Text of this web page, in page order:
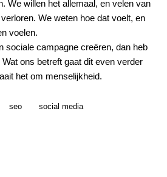
We willen het allemaal, en velen van
We weten hoe dat voelt, en
voelen.
sociale campagne creëren, dan heb
ons betreft gaat dit even verder
het om menselijkheid.
seo social media